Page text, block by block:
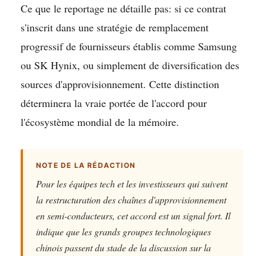
Ce que le reportage ne détaille pas: si ce contrat
s'inscrit dans une stratégie de remplacement
progressif de fournisseurs établis comme Samsung
ou SK Hynix, ou simplement de diversification des
sources d'approvisionnement. Cette distinction
déterminera la vraie portée de l'accord pour
l'écosystème mondial de la mémoire.
NOTE DE LA RÉDACTION
Pour les équipes tech et les investisseurs qui suivent
la restructuration des chaînes d'approvisionnement
en semi-conducteurs, cet accord est un signal fort. Il
indique que les grands groupes technologiques
chinois passent du stade de la discussion sur la